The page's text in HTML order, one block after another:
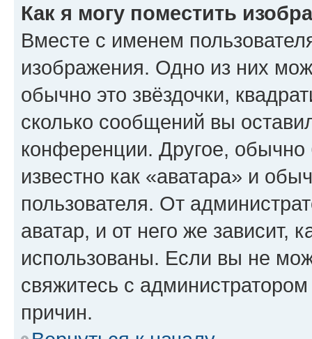
Как я могу поместить
Вместе с именем
изображения. Одно из них
обычно это звёздочки,
сколько сообщений вы
конференции. Другое,
известно как «аватара» и
пользователя. От
аватар, и от него же зависит,
использованы. Если вы не
свяжитесь с
причин.